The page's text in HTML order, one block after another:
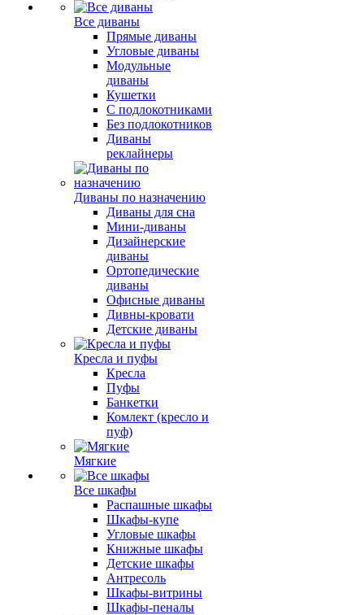
Все диваны
Прямые диваны
Угловые диваны
Модульные
диваны
Кушетки
С подлокотниками
Без подлокотников
Диваны
реклайнеры
Диваны по назначению
Диваны для сна
Мини-диваны
Дизайнерские
диваны
Ортопедические
диваны
Офисные диваны
Дивны-кровати
Детские диваны
Кресла и пуфы
Кресла
Пуфы
Банкетки
Комлект (кресло и
пуф)
Мягкие
Все шкафы
Распашные шкафы
Шкафы-купе
Угловые шкафы
Книжные шкафы
Детские шкафы
Антресоль
Шкафы-витрины
Шкафы-пеналы